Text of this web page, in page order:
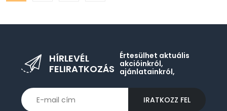
HÍRLEVÉL
FELIRATKOZÁS
Értesülhet aktuális
akcióinkról,
ajánlatainkról,
IRATKOZZ FEL